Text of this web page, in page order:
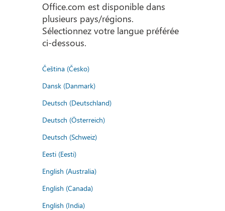
Office.com est disponible dans
plusieurs pays/régions.
Sélectionnez votre langue préférée
ci-dessous.
Čeština (Česko)
Dansk (Danmark)
Deutsch (Deutschland)
Deutsch (Österreich)
Deutsch (Schweiz)
Eesti (Eesti)
English (Australia)
English (Canada)
English (India)